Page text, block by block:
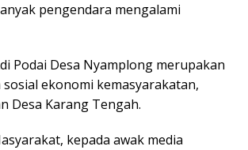
pengendara mengalami
Podai Desa Nyamplong merupakan
ekonomi kemasyarakatan,
Desa Karang Tengah.
kepada awak media